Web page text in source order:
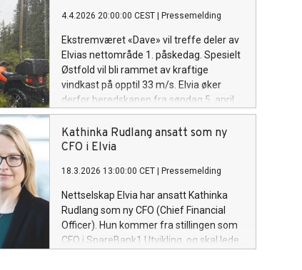
4.4.2026 20:00:00 CEST Pressemelding
Ekstremværet «Dave» vil treffe deler av
Elvias nettområde 1. påskedag. Spesielt
Østfold vil bli rammet av kraftige
vindkast på opptil 33 m/s. Elvia øker
derfor beredskapen fra søndag 5. april
kl. 07:00 for å kunne opprettholde en
stabil strømleveranse.
Kathinka Rudlang ansatt som ny
CFO i Elvia
18.3.2026 13:00:00 CET Pressemelding
Nettselskap Elvia har ansatt Kathinka
Rudlang som ny CFO (Chief Financial
Officer). Hun kommer fra stillingen som
CFO i SpareBank1 Utvikling, og skal lede